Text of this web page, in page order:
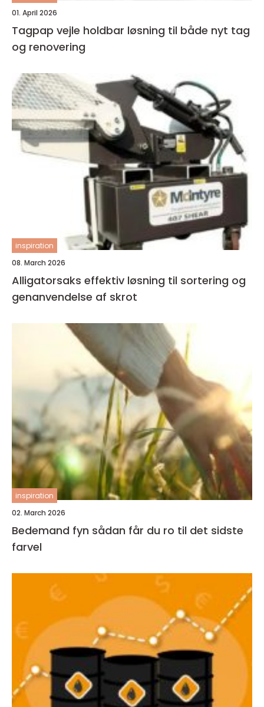
01. April 2026
Tagpap vejle holdbar løsning til både nyt tag
og renovering
inspiration
08. March 2026
Alligatorsaks effektiv løsning til sortering og
genanvendelse af skrot
inspiration
02. March 2026
Bedemand fyn sådan får du ro til det sidste
farvel